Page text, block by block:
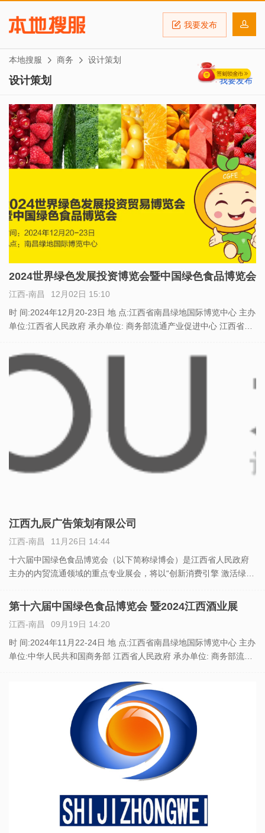
我要发布
本地搜服 商务 设计策划
设计策划 我要发布
2024世界绿色发展投资博览会暨中国绿色食品博览会
江西-南昌
12月02日 15:10
时 间:2024年12月20-23日 地 点:江西省南昌绿地国际博览中心 主办
单位:江西省人民政府 承办单位: 商务部流通产业促进中心 江西省商
辰广告策划有限公司 【展会简介】
江西九辰广告策划有限公司
江西-南昌
11月26日 14:44
十六届中国绿色食品博览会（以下简称绿博会）是江西省人民政府
主办的内贸流通领域的重点专业展会，将以“创新消费引擎 激活绿色
绿博会规划展览面积5万平方米，由综合名优食品展（
第十六届中国绿色食品博览会 暨2024江西酒业展
江西-南昌
09月19日 14:20
时 间:2024年11月22-24日 地 点:江西省南昌绿地国际博览中心 主办
单位:中华人民共和国商务部 江西省人民政府 承办单位: 商务部流通